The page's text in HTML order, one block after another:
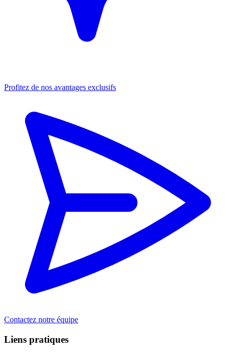
Profitez de nos avantages exclusifs
Contactez notre équipe
Liens pratiques